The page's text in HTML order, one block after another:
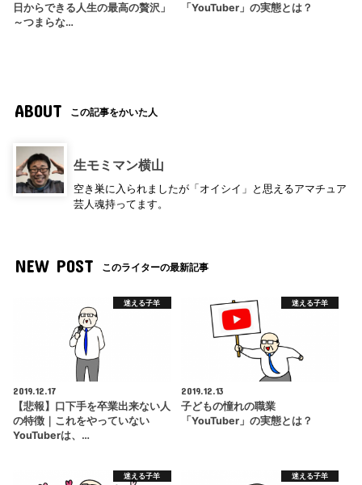
日からできる人生の最高の贅沢」
～つまらな…
「YouTuber」の実態とは？
ABOUT この記事をかいた人
生モミマン横山
空き巣に入られましたが「オイシイ」と思えるアマチュア
芸人魂持ってます。
NEW POST このライターの最新記事
迷える子羊
2019.12.17
【悲報】口下手を卒業出来ない人
の特徴｜これをやっていない
YouTuberは、…
迷える子羊
2019.12.13
子どもの憧れの職業
「YouTuber」の実態とは？
迷える子羊 迷える子羊